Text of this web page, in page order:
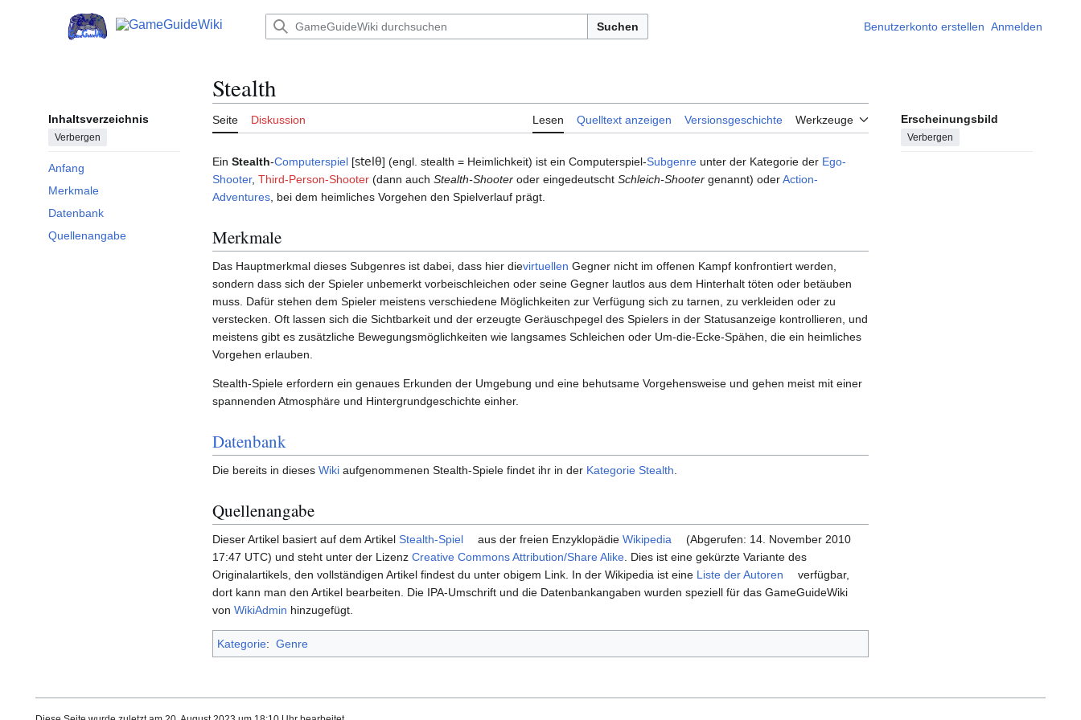
Hauptmenü Suchen Benutzerkonto erstellen Anmelden
Inhaltsverzeichnis
Verbergen
Anfang
Merkmale
Datenbank
Quellenangabe
Stealth
Seite Diskussion Lesen Quelltext anzeigen Versionsgeschichte Werkzeuge Erscheinungsbild
Verbergen
Ein Stealth-Computerspiel [stelθ] (engl. stealth = Heimlichkeit) ist ein Computerspiel-Subgenre unter der Kategorie der Ego-
Shooter, Third-Person-Shooter (dann auch Stealth-Shooter oder eingedeutscht Schleich-Shooter genannt) oderAction-
Adventures , bei dem heimliches Vorgehen den Spielverlauf prägt.
Merkmale
Das Hauptmerkmal dieses Subgenres ist dabei, dass hier dievirtuellen Gegner nicht im offenen Kampf konfrontiert werden,
sondern dass sich der Spieler unbemerkt vorbeischleichen oder seine Gegner lautlos aus dem Hinterhalt töten oder betäuben
muss. Dafür stehen dem Spieler meistens verschiedene Möglichkeiten zur Verfügung sich zu tarnen, zu verkleiden oder zu
verstecken. Oft lassen sich die Sichtbarkeit und der erzeugte Geräuschpegel des Spielers in der Statusanzeige kontrollieren, und
meistens gibt es zusätzliche Bewegungsmöglichkeiten wie langsames Schleichen oder Um-die-Ecke-Spähen, die ein heimliches
Vorgehen erlauben.
Stealth-Spiele erfordern ein genaues Erkunden der Umgebung und eine behutsame Vorgehensweise und gehen meist mit einer
spannenden Atmosphäre und Hintergrundgeschichte einher.
Datenbank
Die bereits in dieses Wiki aufgenommenen Stealth-Spiele findet ihr in der Kategorie Stealth
Quellenangabe
Dieser Artikel basiert auf dem Artikel Stealth-Spiel aus der freien Enzyklopädie Wikipedia
(Abgerufen: 14. November 2010
17:47 UTC) und steht unter der Lizenz Creative Commons Attribution/Share Alike. Dies ist eine gekürzte Variante des
Originalartikels, den vollständigen Artikel findest du unter obigem Link. In der Wikipedia ist eine Liste der Autoren
verfügbar,
dort kann man den Artikel bearbeiten. Die IPA-Umschrift und die Datenbankangaben wurden speziell für das GameGuideWiki
von WikiAdmin hinzugefügt.
Kategorie: Genre